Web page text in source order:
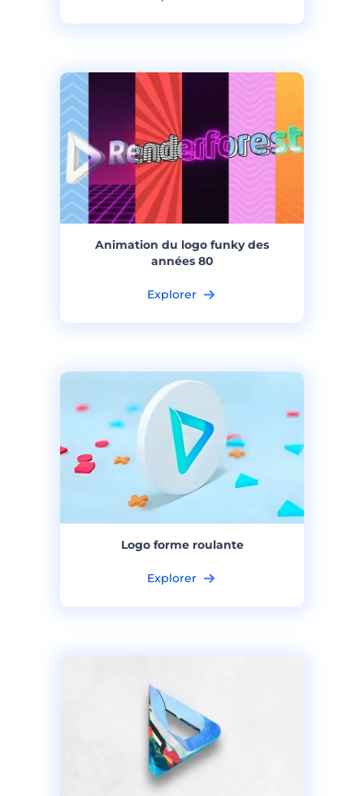
Animation du logo funky des
années 80
Explorer
Logo forme roulante
Explorer